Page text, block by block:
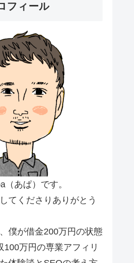
フィール
（あぱ）です。
てくださりありがとう
僕が借金200万円の状態
100万円の専業アフィリ